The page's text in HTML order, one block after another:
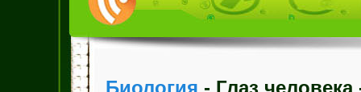
Биология - Глаз